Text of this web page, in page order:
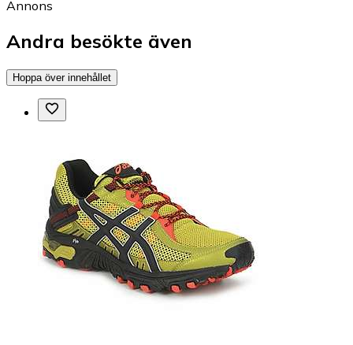
Annons
Andra besökte även
Hoppa över innehållet